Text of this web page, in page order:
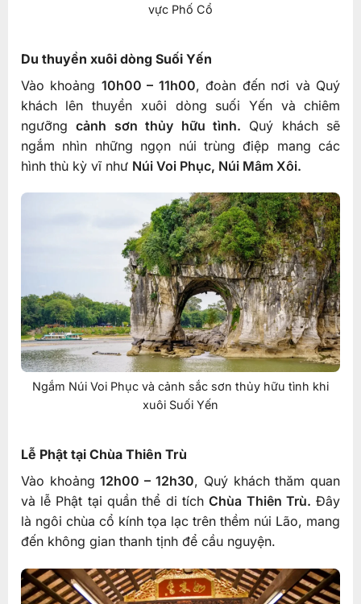
vực Phố Cổ
Du thuyền xuôi dòng Suối Yến
Vào khoảng 10h00 – 11h00, đoàn đến nơi và Quý
khách lên thuyền xuôi dòng suối Yến và chiêm
ngưỡngcảnh sơn thủy hữu tình. Quý khách sẽ
ngắm nhìn những ngọn núi trùng điệp mang các
hình thù kỳ vĩ như Núi Voi Phục, Núi Mâm Xôi.
Ngắm Núi Voi Phục và cảnh sắc sơn thủy hữu tình khi
xuôi Suối Yến
Lễ Phật tại Chùa Thiên Trù
Vào khoảng12h00 – 12h30, Quý khách thăm quan
và lễ Phật tại quần thể di tíchChùa Thiên Trù. Đây
là ngôi chùa cổ kính tọa lạc trên thềm núi Lão, mang
đến không gian thanh tịnh để cầu nguyện.